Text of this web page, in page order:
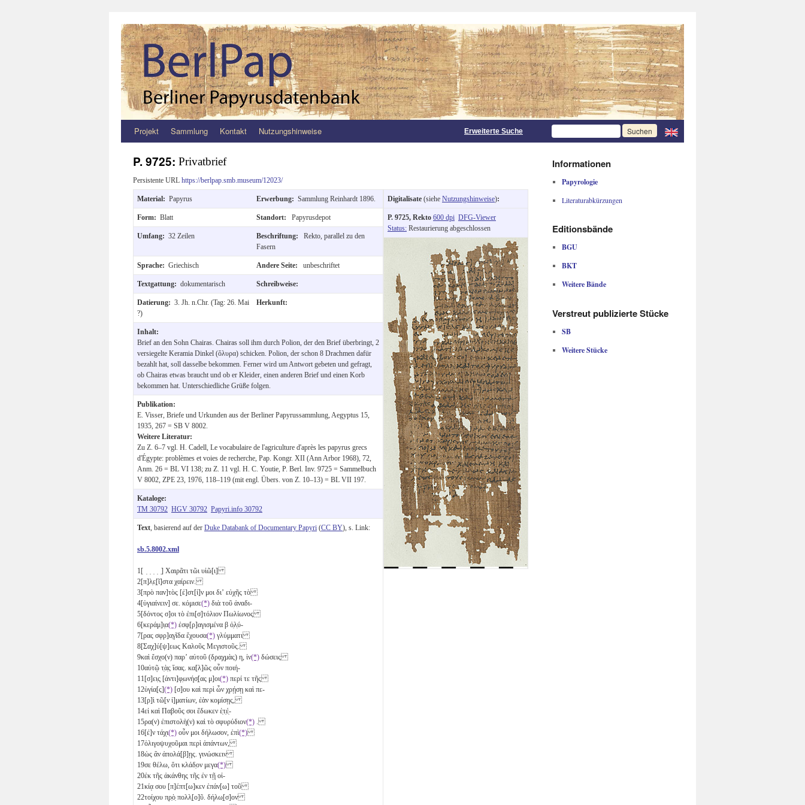
Zum
springen
Projekt Sammlung Kontakt Nutzungshinweise Erweiterte Suche
P. 9725: Privatbrief
Persistente URL https://berlpap.smb.museum/12023/
Material: Papyrus Erwerbung: Sammlung Reinhardt 1896.
Form: Blatt Standort: Papyrusdepot
Umfang: 32 Zeilen Beschriftung:
Rekto, parallel zu den
Fasern
Sprache: Griechisch Andere Seite: unbeschriftet
Textgattung: dokumentarisch Schreibweise:
Datierung: 3. Jh. n.Chr. (Tag: 26. Mai
?)
Herkunft:
Inhalt:
Brief an den Sohn Chairas. Chairas soll ihm durch Polion, der den Brief überbringt, 2
versiegelte Keramia Dinkel (ὄλυρα) schicken. Polion, der schon 8 Drachmen dafür
bezahlt hat, soll dasselbe bekommen. Ferner wird um Antwort gebeten und gefragt,
ob Chairas etwas braucht und ob er Kleider, einen anderen Brief und einen Korb
bekommen hat. Unterschiedliche Grüße folgen.
Publikation:
E. Visser, Briefe und Urkunden aus der Berliner Papyrussammlung, Aegyptus 15,
1935, 267 = SB V 8002.
Weitere Literatur:
Zu Z. 6–7 vgl. H. Cadell, Le vocabulaire de l'agriculture d'après les papyrus grecs
d'Égypte: problèmes et voies de recherche, Pap. Kongr. XII (Ann Arbor 1968), 72,
Anm. 26 = BL VI 138; zu Z. 11 vgl. H. C. Youtie, P. Berl. Inv. 9725 = Sammelbuch
V 8002, ZPE 23, 1976, 118–119 (mit engl. Übers. von Z. 10–13) = BL VII 197.
Kataloge:
TM 30792 HGV 30792 Papyri.info 30792
Text , basierend auf der Duke Databank of Documentary Papyri (CC BY), s. Link:
sb.5.8002.xml
1 [ ̣ ̣ ̣ ̣ ̣] Χαιρᾶτι τῶι υἱῶ[ι]
2[π]λ̣ε̣[ῖ]στα χαίρειν.
3[πρὸ παν]τὸς [ἐ]στ[ί]ν μοι διʼ εὐχῆς τὸ
4[ὑγιαίνειν] σε. κόμισε(*) διὰ τοῦ ἀναδι-
5[δόντος σ]οι τὸ ἐπι[σ]τόλιον Πωλίωνος
6[κεράμ]ι̣α(*) ἐσφ[ρ]αγισμένα β ὀ̣λ̣ύ-
7[ρας σφρ]α̣γῖδα ἔχουσα(*) γλύμματι
8[Σαχ]ύ[ψ]εως Καλοῦς Μεγιστοῦς.
9καὶ ἔσχο(ν) παρʼ αὐτοῦ (δραχμὰς) η , ἱν(*) δώσεις
10αὐτῷ τ̣ὰ̣ς ἴσας. κα[λ]ῶς οὖν ποιή-
11 [σ]ει̣ς̣ [ἀντι]φ̣ωνήσ̣[ας μ]οι(*) περί τε τῆς
12ὑγία[ς](*) [σ]ου καὶ περὶ ὧν χρῄσῃ καὶ πε-
13[ρ]ὶ τῶ[ν ἱ]ματίων, ἐὰν κομίσῃς,
14εἰ καὶ Παβοῦς σοι ἔδωκεν ἑ̣τ̣έ̣-
15ρα(ν) ἐπιστολὴ(ν) καὶ τὸ σφυρύδιον(*) .
16[ἐ]ν τάχι(*) οὖν μοι δήλωσον, ἐπὶ(*)
17ὀλιγοψυχοῦμαι περὶ ἁπάντων,
18ὡς ἂν ἀπολά[β]ῃς. γινώσκειν
19σε θέλω, ὅτι κλάδ̣ον μεγα(*)
20ἐκ τῆς ἀκάνθης τῆς ἐν τῇ οἰ-
21κίᾳ σου [π]έπτ[ω]κεν ἐπάν[ω] τοῦ
22τοίχου π̣ρ̣ὸ̣ πολλ̣[ο]ῦ. δήλω̣[σ]ον
Digitalisate (siehe Nutzungshinweise):
P. 9725, Rekto 600 dpi DFG-Viewer
Status: Restaurierung abgeschlossen
Informationen
Papyrologie
Literaturabkürzungen
Editionsbände
BGU
BKT
Weitere Bände
Verstreut publizierte Stücke
SB
Weitere Stücke